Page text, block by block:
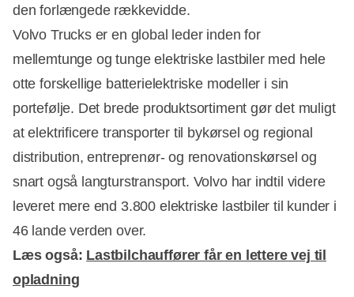
den forlængede rækkevidde.
Volvo Trucks er en global leder inden for
mellemtunge og tunge elektriske lastbiler med hele
otte forskellige batterielektriske modeller i sin
portefølje. Det brede produktsortiment gør det muligt
at elektrificere transporter til bykørsel og regional
distribution, entreprenør- og renovationskørsel og
snart også langturstransport. Volvo har indtil videre
leveret mere end 3.800 elektriske lastbiler til kunder i
46 lande verden over.
Læs også: Lastbilchauffører får en lettere vej til
opladning